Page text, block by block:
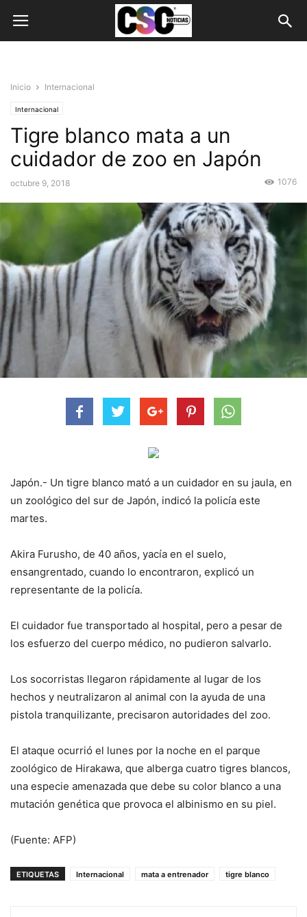
Inicio Internacional
Internacional
Tigre blanco mata a un
cuidador de zoo en Japón
octubre 9, 2018 1076
Japón.- Un tigre blanco mató a un cuidador en su jaula, en
un zoológico del sur de Japón, indicó la policía este
martes.
Akira Furusho, de 40 años, yacía en el suelo,
ensangrentado, cuando lo encontraron, explicó un
representante de la policía.
El cuidador fue transportado al hospital, pero a pesar de
los esfuerzo del cuerpo médico, no pudieron salvarlo.
Los socorristas llegaron rápidamente al lugar de los
hechos y neutralizaron al animal con la ayuda de una
pistola tranquilizante, precisaron autoridades del zoo.
El ataque ocurrió el lunes por la noche en el parque
zoológico de Hirakawa, que alberga cuatro tigres blancos,
una especie amenazada que debe su color blanco a una
mutación genética que provoca el albinismo en su piel.
(Fuente: AFP)
ETIQUETAS Internacional mata a entrenador tigre blanco